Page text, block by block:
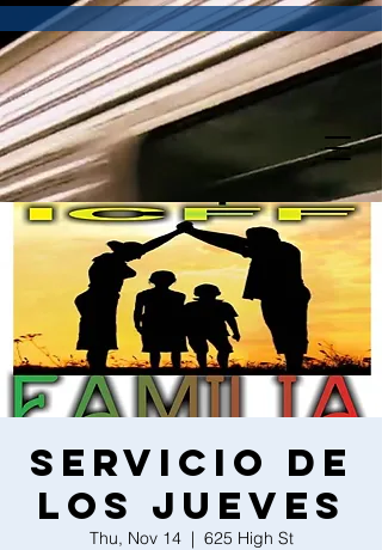
Servicio de
los Jueves
Thu, Nov 14
  |
625 High St